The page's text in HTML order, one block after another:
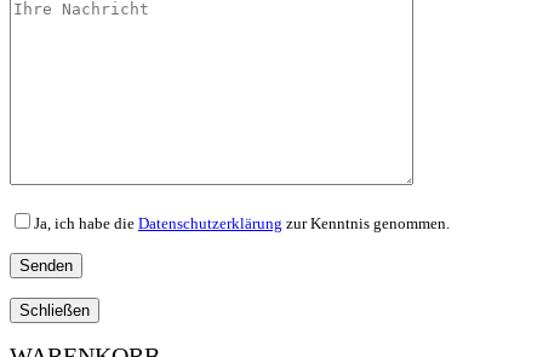
Ja, ich habe die Datenschutzerklärung zur Kenntnis genommen.
Schließen